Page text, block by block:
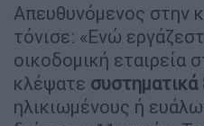
Απευθυνόμενος στην
τόνισε: «Ενώ
οικοδομική εταιρεία
κλέψατε συστηματικά
ηλικιωμένους ή